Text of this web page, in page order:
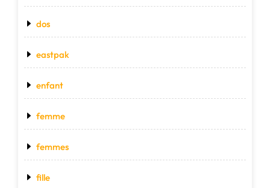
dos
eastpak
enfant
femme
femmes
fille